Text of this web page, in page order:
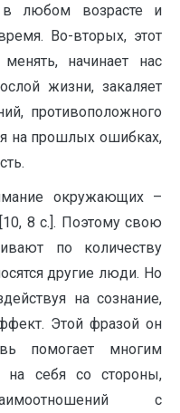
любом возрасте и
Во-вторых, этот
начинает нас
жизни, закаляет
противоположного
на прошлых ошибках,
окружающих –
8 с.]. Поэтому свою
по количеству
другие люди. Но
на сознание,
Этой фразой он
помогает многим
на себя со стороны,
с